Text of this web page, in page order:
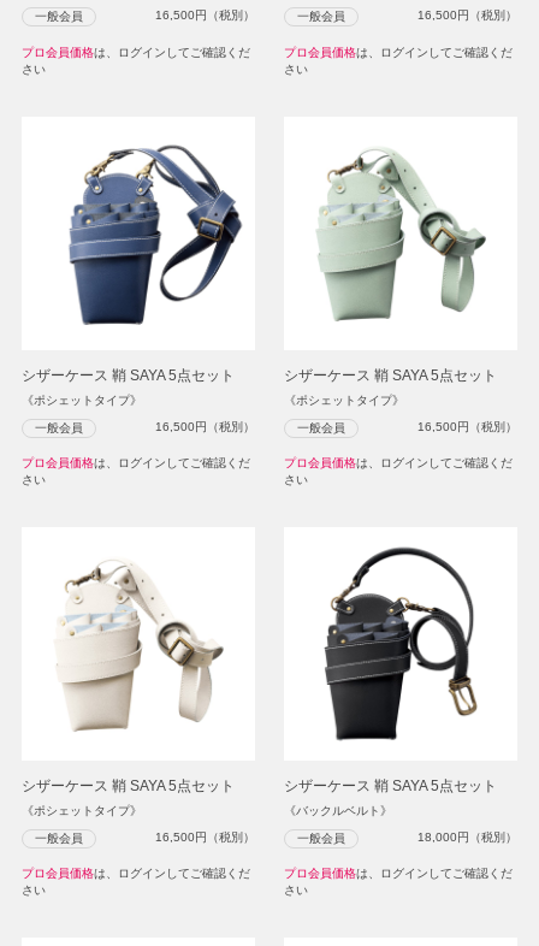
一般会員 16,500円（税別）
プロ会員価格は、ログインしてご確認くだ
さい
一般会員 16,500円（税別）
プロ会員価格は、ログインしてご確認くだ
さい
シザーケース 鞘 SAYA 5点セット
《ポシェットタイプ》
一般会員 16,500円（税別）
プロ会員価格は、ログインしてご確認くだ
さい
シザーケース 鞘 SAYA 5点セット
《ポシェットタイプ》
一般会員 16,500円（税別）
プロ会員価格は、ログインしてご確認くだ
さい
シザーケース 鞘 SAYA 5点セット
《ポシェットタイプ》
一般会員 16,500円（税別）
プロ会員価格は、ログインしてご確認くだ
さい
シザーケース 鞘 SAYA 5点セット
《バックルベルト》
一般会員 18,000円（税別）
プロ会員価格は、ログインしてご確認くだ
さい